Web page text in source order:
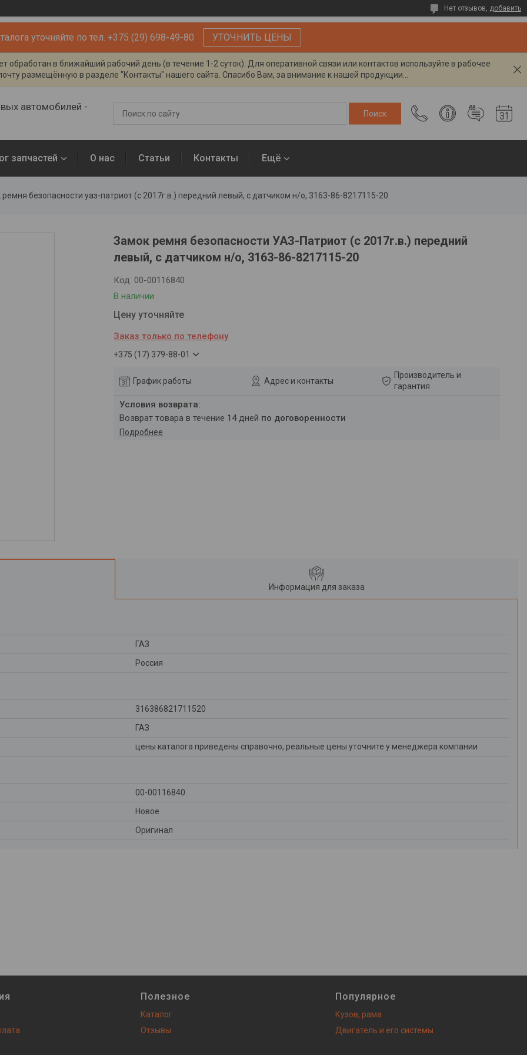
Нет отзывов, добавить
уточняйте по тел. +375 (29) 698-49-80 УТОЧНИТЬ ЦЕНЫ
обработан в ближайший рабочий день (в течение 1-2 суток). Для оперативной связи или контактов используйте в рабочее
размещённую в разделе "Контакты" нашего сайта. Спасибо Вам, за внимание к нашей продукции...
автомобилей -
запчастей О нас Статьи Контакты Ещё
безопасности уаз-патриот (с 2017г.в.) передний левый, с датчиком н/о, 3163-86-8217115-20
Замок ремня безопасности УАЗ-Патриот (с 2017г.в.) передний
левый, с датчиком н/о, 3163-86-8217115-20
В наличии
Код: 00-00116840
Цену уточняйте
Заказ только по телефону
+375 (17) 379-88-01
График работы Адрес и контакты
Производитель и
гарантия
возврат товара в течение 14 дней по договоренности
Подробнее
Информация для заказа
ГАЗ
Россия
316386821711520
ГАЗ
цены каталога приведены справочно, реальные цены уточните у менеджера компании
00-00116840
Новое
Оригинал
Полезное
Каталог
Отзывы
Популярное
Кузов, рама
Двигатель и его системы